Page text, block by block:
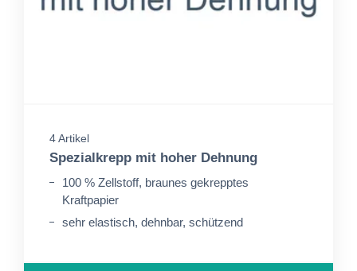
4 Artikel
Spezialkrepp mit hoher Dehnung
100 % Zellstoff, braunes gekrepptes
Kraftpapier
sehr elastisch, dehnbar, schützend